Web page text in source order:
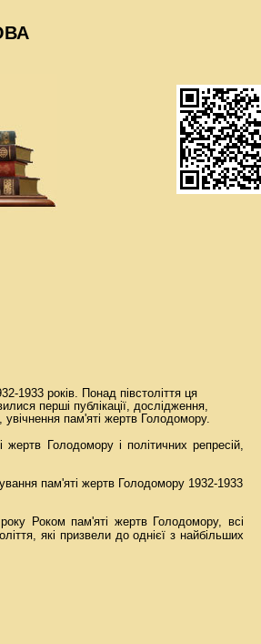
1933 років. Понад півстоліття ця
перші публікації, дослідження,
увічнення пам'яті жертв Голодомору.
Голодомору і політичних репресій,
пам'яті жертв Голодомору 1932-1933
Роком пам'яті жертв Голодомору, всі
які призвели до однієї з найбільших